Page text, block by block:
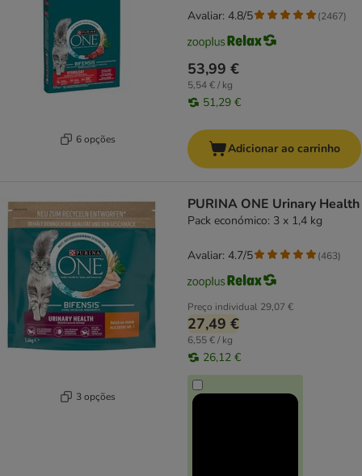
6 opções
53,99 €
5,54 € / kg
51,29 €
Avaliar: 4.8/5 (2467)
Adicionar ao carrinho
3 opções
PURINA ONE Urinary Health
Pack económico: 3 x 1,4 kg
Preço individual 29,07 €
27,49 €
6,55 € / kg
26,12 €
Avaliar: 4.7/5 (463)